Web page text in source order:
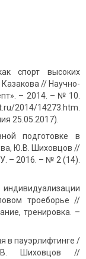
спорт высоких
// Научно-
– 2014. – № 10.
2014/14273.htm.
25.05.2017).
подготовке в
Ю.В. Шиховцов //
– 2016. – № 2 (14).
троеборье //
тренировка. –
в пауэрлифтинге /
Шиховцов //